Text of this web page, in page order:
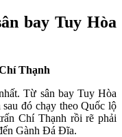
bay Tuy Hòa
Thạnh
Từ sân bay Tuy Hòa
đó chạy theo Quốc lộ
Chí Thạnh rồi rẽ phải
Gành Đá Đĩa.